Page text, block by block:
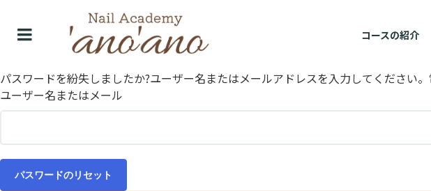
コースの紹介
パスワードを紛失しましたか?ユーザー名またはメールアドレスを入力してください
ユーザー名またはメール
パスワードのリセット